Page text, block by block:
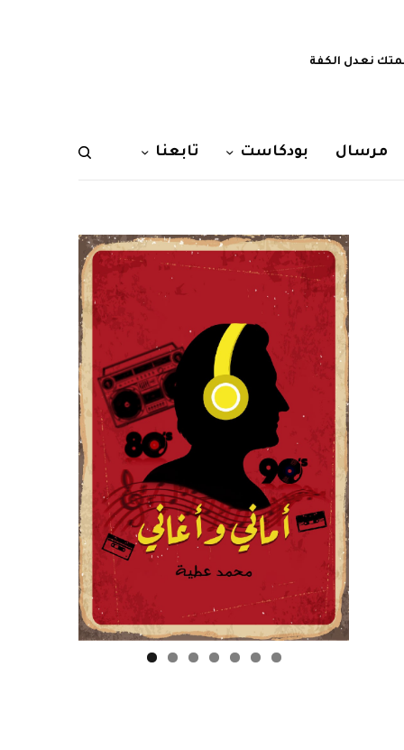
نعدل الكفة
مرسال بودكاست تابعنا